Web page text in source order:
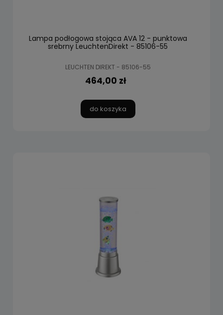
Lampa podłogowa stojąca AVA 12 - punktowa
srebrny LeuchtenDirekt - 85106-55
LEUCHTEN DIREKT - 85106-55
464,00 zł
do koszyka